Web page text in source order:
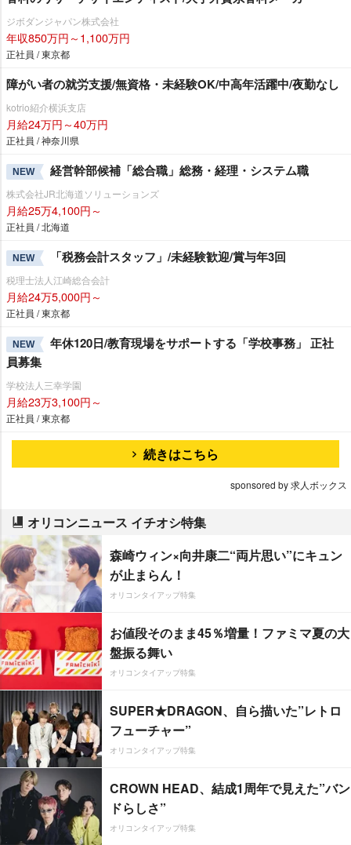
ジボダンジャパン株式会社
年収850万円～1,100万円
正社員 / 東京都
障がい者の就労支援/無資格・未経験OK/中高年活躍中/夜勤なし
kotrio紹介横浜支店
月給24万円～40万円
正社員 / 神奈川県
NEW 経営幹部候補「総合職」総務・経理・システム職
株式会社JR北海道ソリューションズ
月給25万4,100円～
正社員 / 北海道
NEW 「税務会計スタッフ」/未経験歓迎/賞与年3回
税理士法人江崎総合会計
月給24万5,000円～
正社員 / 東京都
NEW
年休120日/教育現場をサポートする「学校事務」 正社
員募集
学校法人三幸学園
月給23万3,100円～
正社員 / 東京都
続きはこちら
sponsored by 求人ボックス
オリコンニュース イチオシ特集
森崎ウィン×向井康二“両片思い”にキュン
が止まらん！
オリコンタイアップ特集
お値段そのまま45％増量！ファミマ夏の大
盤振る舞い
オリコンタイアップ特集
SUPER★DRAGON、自ら描いた”レトロ
フューチャー”
オリコンタイアップ特集
CROWN HEAD、結成1周年で見えた”バン
ドらしさ”
オリコンタイアップ特集